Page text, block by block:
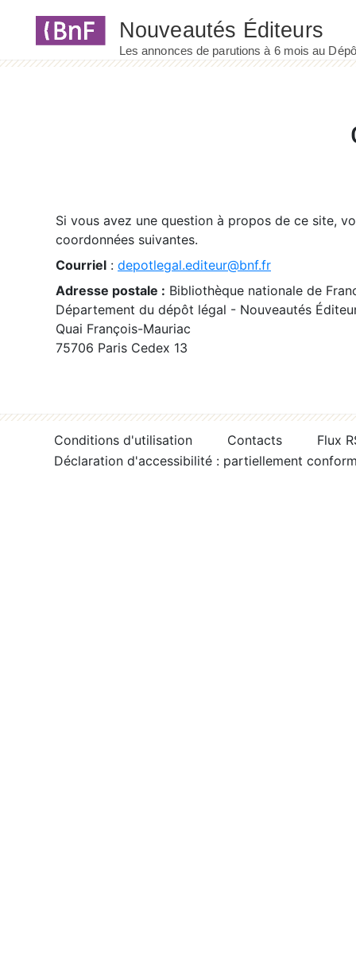
Si vous avez une question à propos de ce site,
coordonnées suivantes.
Courriel : depotlegal.editeur@bnf.fr
Adresse postale : Bibliothèque nationale de
Département du dépôt légal - Nouveautés
Quai François-Mauriac
75706 Paris Cedex 13
Conditions d'utilisation Contacts
Flux
Déclaration d'accessibilité : partiellement